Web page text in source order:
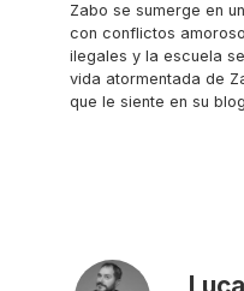
Zabo se sumerge en
con conflictos
ilegales y la escuela
vida atormentada de
que le siente en su